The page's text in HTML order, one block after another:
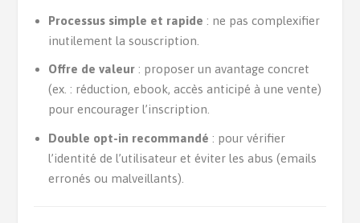
Processus simple et rapide : ne pas complexifier
inutilement la souscription.
Offre de valeur: proposer un avantage concret
(ex. : réduction, ebook, accès anticipé à une vente)
pour encourager l’inscription.
Double opt-in recommandé : pour vérifier
l’identité de l’utilisateur et éviter les abus (emails
erronés ou malveillants).